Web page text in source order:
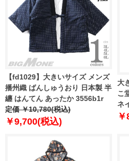
【fd1029】大きいサイズ メンズ
播州織 ばんしゅうおり 日本製 半
纏 はんてん あったか 3556b1r
定価 ￥10,780(税込)
￥9,700(税込)
大
こ
ネ